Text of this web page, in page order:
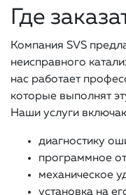
Где
Компания SVS
неисправного
нас работает
которые выполнят
Наши услуги
диагностику
программное
механическое
установка на